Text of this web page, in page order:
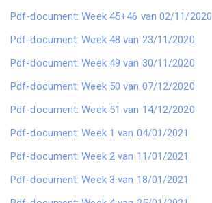
Pdf-document: Week 45+46 van 02/11/2020
Pdf-document: Week 48 van 23/11/2020
Pdf-document: Week 49 van 30/11/2020
Pdf-document: Week 50 van 07/12/2020
Pdf-document: Week 51 van 14/12/2020
Pdf-document: Week 1 van 04/01/2021
Pdf-document: Week 2 van 11/01/2021
Pdf-document: Week 3 van 18/01/2021